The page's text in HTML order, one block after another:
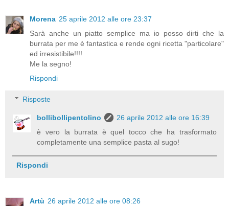
Morena 25 aprile 2012 alle ore 23:37
Sarà anche un piatto semplice ma io posso dirti che la
burrata per me è fantastica e rende ogni ricetta "particolare"
ed irresistibile!!!!
Me la segno!
Rispondi
Risposte
bollibollipentolino
26 aprile 2012 alle ore 16:39
è vero la burrata è quel tocco che ha trasformato
completamente una semplice pasta al sugo!
Rispondi
Artù 26 aprile 2012 alle ore 08:26